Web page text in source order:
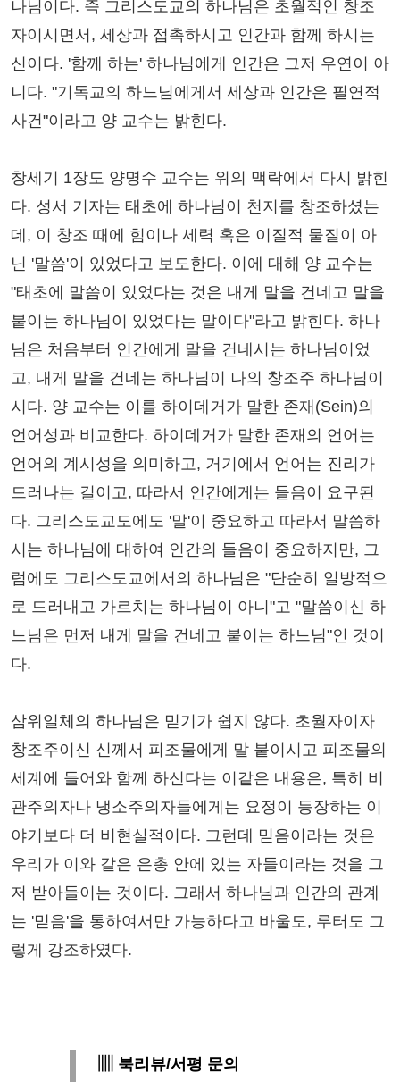
나님이다. 즉 그리스도교의 하나님은 초월적인 창조
자이시면서, 세상과 접촉하시고 인간과 함께 하시는
신이다. '함께 하는' 하나님에게 인간은 그저 우연이 아
니다. "기독교의 하느님에게서 세상과 인간은 필연적
사건"이라고 양 교수는 밝힌다.
창세기 1장도 양명수 교수는 위의 맥락에서 다시 밝힌
다. 성서 기자는 태초에 하나님이 천지를 창조하셨는
데, 이 창조 때에 힘이나 세력 혹은 이질적 물질이 아
닌 '말씀'이 있었다고 보도한다. 이에 대해 양 교수는
"태초에 말씀이 있었다는 것은 내게 말을 건네고 말을
붙이는 하나님이 있었다는 말이다"라고 밝힌다. 하나
님은 처음부터 인간에게 말을 건네시는 하나님이었
고, 내게 말을 건네는 하나님이 나의 창조주 하나님이
시다. 양 교수는 이를 하이데거가 말한 존재(Sein)의
언어성과 비교한다. 하이데거가 말한 존재의 언어는
언어의 계시성을 의미하고, 거기에서 언어는 진리가
드러나는 길이고, 따라서 인간에게는 들음이 요구된
다. 그리스도교도에도 '말'이 중요하고 따라서 말씀하
시는 하나님에 대하여 인간의 들음이 중요하지만, 그
럼에도 그리스도교에서의 하나님은 "단순히 일방적으
로 드러내고 가르치는 하나님이 아니"고 "말씀이신 하
느님은 먼저 내게 말을 건네고 붙이는 하느님"인 것이
다.
삼위일체의 하나님은 믿기가 쉽지 않다. 초월자이자
창조주이신 신께서 피조물에게 말 붙이시고 피조물의
세계에 들어와 함께 하신다는 이같은 내용은, 특히 비
관주의자나 냉소주의자들에게는 요정이 등장하는 이
야기보다 더 비현실적이다. 그런데 믿음이라는 것은
우리가 이와 같은 은총 안에 있는 자들이라는 것을 그
저 받아들이는 것이다. 그래서 하나님과 인간의 관계
는 '믿음'을 통하여서만 가능하다고 바울도, 루터도 그
렇게 강조하였다.
▥ 북리뷰/서평 문의